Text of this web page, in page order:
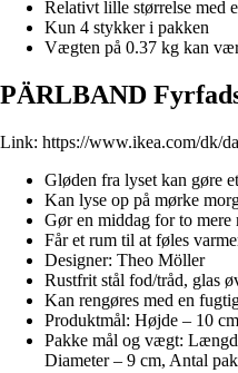
Relativt lille størrelse med
Kun 4 stykker i pakken
Vægten på 0.37 kg kan
PÄRLBAND
Link: https://www.ikea.com/dk/
Gløden fra lyset kan gøre
Kan lyse op på mørke
Gør en middag for to mere
Får et rum til at føles
Designer: Theo Möller
Rustfrit stål fod/tråd, glas
Kan rengøres med en
Produktmål: Højde – 10
Pakke mål og vægt:
Diameter – 9 cm, Antal